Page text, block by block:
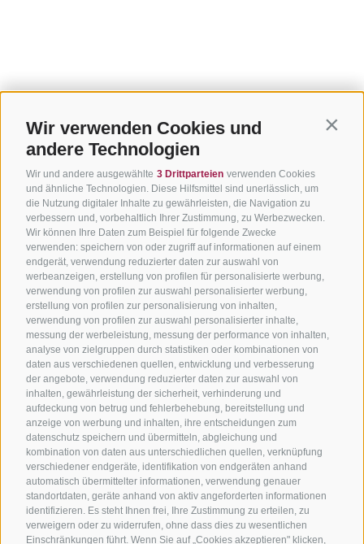
Wir verwenden Cookies und
andere Technologien
Wir und andere ausgewählte 3 Drittparteien verwenden Cookies
und ähnliche Technologien. Diese Hilfsmittel sind unerlässlich, um
die Nutzung digitaler Inhalte zu gewährleisten, die Navigation zu
verbessern und, vorbehaltlich Ihrer Zustimmung, zu Werbezwecken.
Wir können Ihre Daten zum Beispiel für folgende Zwecke
verwenden: speichern von oder zugriff auf informationen auf einem
endgerät, verwendung reduzierter daten zur auswahl von
werbeanzeigen, erstellung von profilen für personalisierte werbung,
verwendung von profilen zur auswahl personalisierter werbung,
erstellung von profilen zur personalisierung von inhalten,
verwendung von profilen zur auswahl personalisierter inhalte,
messung der werbeleistung, messung der performance von inhalten,
analyse von zielgruppen durch statistiken oder kombinationen von
daten aus verschiedenen quellen, entwicklung und verbesserung
der angebote, verwendung reduzierter daten zur auswahl von
inhalten, gewährleistung der sicherheit, verhinderung und
aufdeckung von betrug und fehlerbehebung, bereitstellung und
anzeige von werbung und inhalten, ihre entscheidungen zum
datenschutz speichern und übermitteln, abgleichung und
kombination von daten aus unterschiedlichen quellen, verknüpfung
verschiedener endgeräte, identifikation von endgeräten anhand
automatisch übermittelter informationen, verwendung genauer
standortdaten, geräte anhand von aktiv angeforderten informationen
identifizieren. Es steht Ihnen frei, Ihre Zustimmung zu erteilen, zu
verweigern oder zu widerrufen, ohne dass dies zu wesentlichen
Einschränkungen führt. Wenn Sie auf „Cookies akzeptieren" klicken,